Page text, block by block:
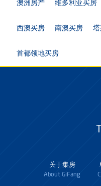
澳洲房产 维多利亚买房
西澳买房 南澳买房
首都领地买房
关于集房
About GiFang